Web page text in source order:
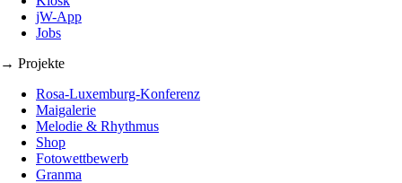
jW-App
Jobs
→ Projekte
Rosa-Luxemburg-Konferenz
Maigalerie
Melodie & Rhythmus
Shop
Fotowettbewerb
Granma